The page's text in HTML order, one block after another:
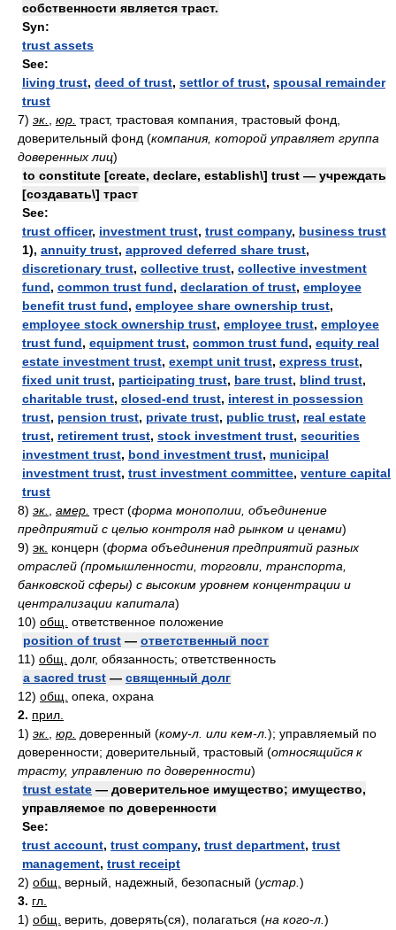
собственности является траст.
Syn:
trust assets
See:
living trust, deed of trust, settlor of trust, spousal remainder
trust
7) эк. юр. траст, трастовая компания, трастовый фонд,
доверительный фонд (компания, которой управляет группа
доверенных лиц)
to constitute [create, declare, establish\] trust — учреждать
[создавать\] траст
See:
trust officer, investment trust, trust company, business trust
1), annuity trust, approved deferred share trust,
discretionary trust, collective trust, collective investment
fund, common trust fund, declaration of trust, employee
benefit trust fund, employee share ownership trust,
employee stock ownership trust, employee trust, employee
trust fund, equipment trust, common trust fund, equity real
estate investment trust, exempt unit trust, express trust,
fixed unit trust, participating trust, bare trust, blind trust,
charitable trust, closed-end trust, interest in possession
trust, pension trust, private trust, public trust, real estate
trust, retirement trust, stock investment trust, securities
investment trust, bond investment trust, municipal
investment trust, trust investment committee, venture capital
trust
8) эк. амер. трест(форма монополии, объединение
предприятий с целью контроля над рынком и ценами)
9) эк. концерн (форма объединения предприятий разных
отраслей (промышленности, торговли, транспорта,
банковской сферы) с высоким уровнем концентрации и
централизации капитала)
10) общ. ответственное положение
position of trust — ответственный пост
11) общ.
долг, обязанность; ответственность
a sacred trust — священный долг
12) общ. опека, охрана
2. прил.
1) эк. юр. доверенный (кому-л. или кем-л. ); управляемый по
доверенности; доверительный, трастовый (относящийся к
трасту, управлению по доверенности)
trust estate — доверительное имущество; имущество,
управляемое по доверенности
See:
trust account, trust company, trust department, trust
management, trust receipt
2) общ. верный, надежный, безопасный (устар. )
3. гл.
1) общ. верить, доверять(ся), полагаться (на кого-л. )